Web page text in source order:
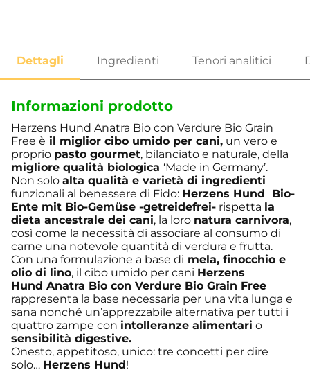
Informazioni prodotto
Herzens Hund Anatra Bio con Verdure Bio Grain
Free è il miglior cibo umido per cani, un vero e
proprio pasto gourmet, bilanciato e naturale, della
migliore qualità biologica ‘Made in Germany’.
Non solo alta qualità e varietà di ingredienti
funzionali al benessere di Fido: Herzens Hund Bio-
Ente mit Bio-Gemüse -getreidefrei- rispetta la
dieta ancestrale dei cani, la loro natura carnivora,
così come la necessità di associare al consumo di
carne una notevole quantità di verdura e frutta.
Con una formulazione a base di mela, finocchio e
olio di lino, il cibo umido per cani Herzens
Hund Anatra Bio con Verdure Bio Grain Free
rappresenta la base necessaria per una vita lunga e
sana nonché un’apprezzabile alternativa per tutti i
quattro zampe con intolleranze alimentari o
sensibilità digestive.
Onesto, appetitoso, unico: tre concetti per dire
solo… Herzens Hund!